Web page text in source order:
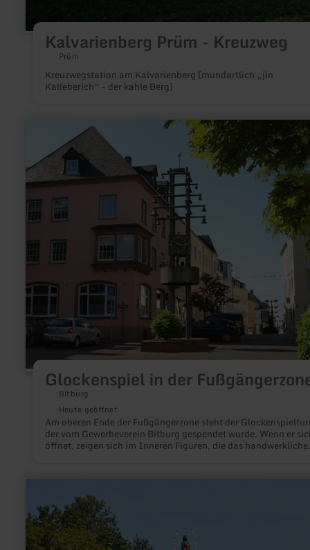
Kalvarienberg Prüm - Kreuzweg
Prüm
Kreuzwegstation am Kalvarienberg (mundartlich „jin
Kalleberich“ - der kahle Berg)
Glockenspiel in der
Bitburg
Heute geöffnet
Am oberen Ende der Fußgängerzone steht der
der vom Gewerbeverein Bitburg gespendet wurde. Wenn er
öffnet, zeigen sich im Inneren Figuren, die das handwerkliche
Glockenspiel
in
der
zu:
Mariensäule